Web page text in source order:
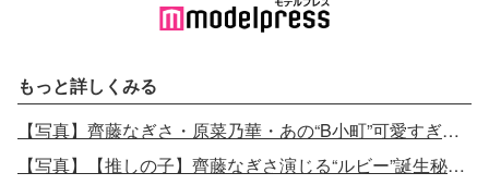
もっと詳しくみる
【写真】齊藤なぎさ・原菜乃華・あの“B小町”可愛すぎるMV
【写真】【推しの子】齊藤なぎさ演じる“ルビー”誕生秘話 前世“さりな”の意志引き継ぐ部屋を公開